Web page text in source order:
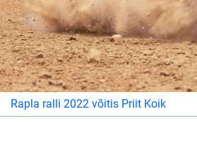
Rapla ralli 2022 võitis Priit Koik